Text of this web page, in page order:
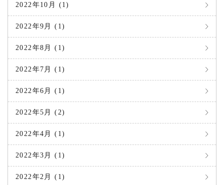
2022年10月 (1)
2022年9月 (1)
2022年8月 (1)
2022年7月 (1)
2022年6月 (1)
2022年5月 (2)
2022年4月 (1)
2022年3月 (1)
2022年2月 (1)